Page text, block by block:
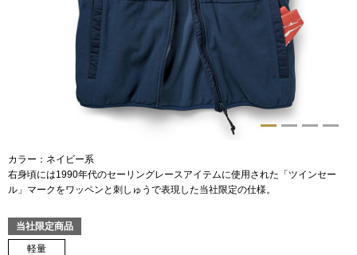
アクセサリー
ン雑貨
トップス
Tシャツ／カッ
シャツ
カラー：ネイビー系
右身頃には1990年代のセーリングレースアイテムに使用された「ツインセー
ル」マークをワッペンと刺しゅうで表現した当社限定の仕様。
当社限定商品
軽量